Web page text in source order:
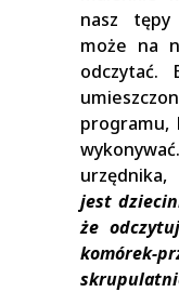
nasz tępy
może na
odczytać.
programu,
urzędnika,
jest
że
komórek-